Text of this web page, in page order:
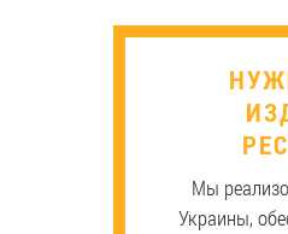
Мы
Украины,